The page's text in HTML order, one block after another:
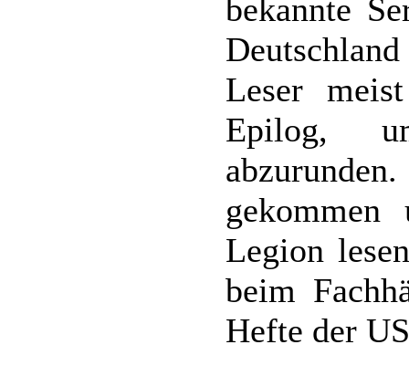
bekannte
Leser
Epilog,
Legion
beim
Hefte der